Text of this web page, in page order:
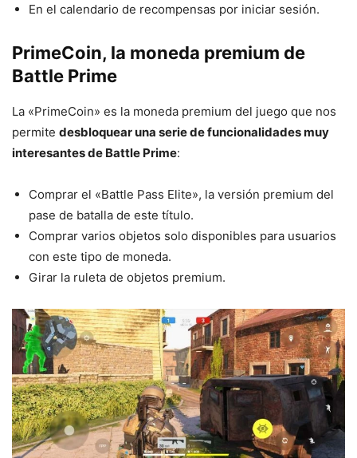
En el calendario de recompensas por iniciar sesión.
PrimeCoin, la moneda premium de
Battle Prime
La «PrimeCoin» es la moneda premium del juego que nos
permite desbloquear una serie de funcionalidades muy
interesantes de Battle Prime:
Comprar el «Battle Pass Elite», la versión premium del
pase de batalla de este título.
Comprar varios objetos solo disponibles para usuarios
con este tipo de moneda.
Girar la ruleta de objetos premium.